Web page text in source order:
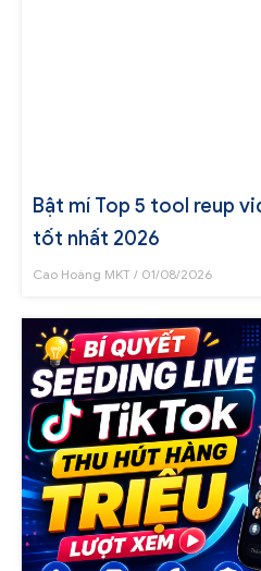
Bật mí Top 5 tool reup
tốt nhất 2026
Cao Hoàng MKT 01/08/2026